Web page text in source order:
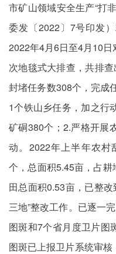
市矿山领域安全生产“打
委发〔2022〕7号印发
2022年4月6日至4月10
次地毯式大排查，共排
封堵任务数308个，完成
1个铁山乡任务，加之行
矿硐380个；2.严格开展
动。2022年上半年农
个，总面积5.45亩，占
田总面积0.53亩，已整
三地”整改工作。已逐一
图斑和7个省月度卫片图
图斑已上报卫片系统审